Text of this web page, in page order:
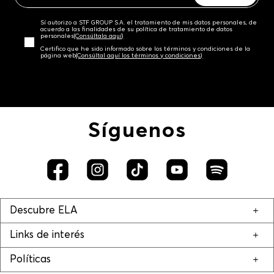
Sí autorizo a STF GROUP S.A. el tratamiento de mis datos personales, de
acuerdo a las finalidades de su política de tratamiento de datos
personales‎(Consúltala aquí)
Certifico que he sido informado sobre los términos y condiciones de la
página web‎(Consúltal aquí los términos y condiciones)
Síguenos
Descubre ELA
Links de interés
Políticas